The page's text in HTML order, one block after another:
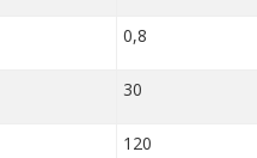
0,8
30
120